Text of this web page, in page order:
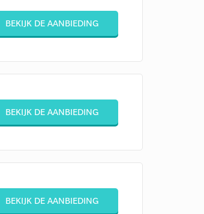
BEKIJK DE AANBIEDING
BEKIJK DE AANBIEDING
BEKIJK DE AANBIEDING